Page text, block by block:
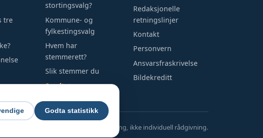
tre
stortingsvalg?
Kommune- og
fylkestingsvalg
Hvem har
stemmerett?
Slik stemmer du
Se alt →
Redaksjonelle
retningslinjer
Kontakt
Personvern
Ansvarsfraskrivelse
Bildekreditt
er generell informasjon til opplysning, ikke individuell rådgivning.
Godta statistikk